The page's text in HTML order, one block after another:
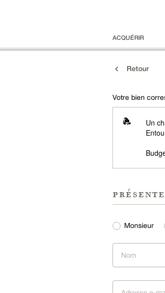
ACQUÉRIR
Retour
Votre bien
Un
Monsieur